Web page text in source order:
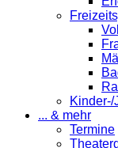
Kinder-/
... & mehr
Termine